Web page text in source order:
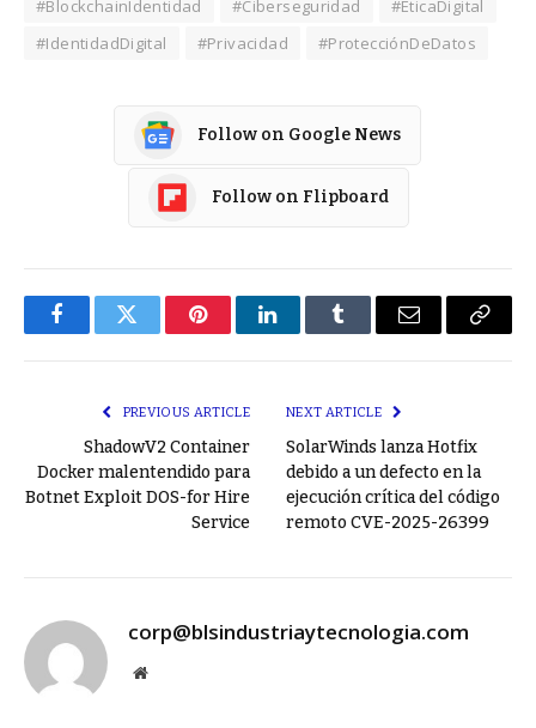
#BlockchainIdentidad #Ciberseguridad
#ÉticaDigital
#IdentidadDigital
#Privacidad #ProtecciónDeDatos
Follow on Google News
Follow on Flipboard
FacebookTwitter PinterestLinkedInTumblr Email
Copy
PREVIOUS ARTICLE
ShadowV2 Container
Docker malentendido para
Botnet Exploit DOS-for Hire
Service
NEXT ARTICLE
SolarWinds lanza Hotfix
debido a un defecto en la
ejecución crítica del código
remoto CVE-2025-26399
corp@blsindustriaytecnologia.com
Website